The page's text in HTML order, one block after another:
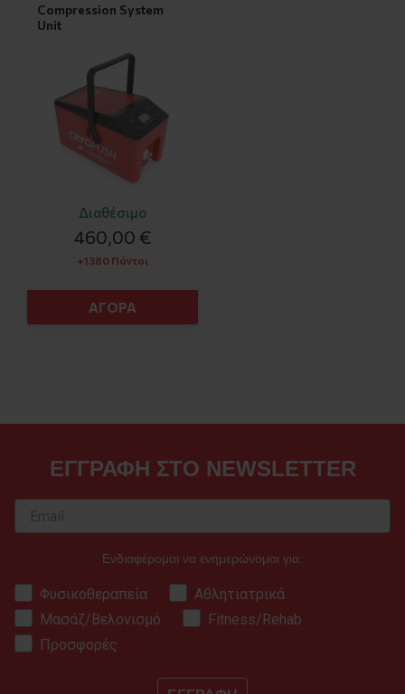
Compression System
Unit
Διαθέσιμο
460,00 €
+1380 Πόντοι
ΑΓΟΡΑ
ΕΓΓΡΑΦΗ ΣΤΟ NEWSLETTER
Ενδιαφέρομαι να ενημερώνομαι για:
Φυσικοθεραπεία
Αθλητιατρικά
Μασάζ/Βελονισμό
Fitness/Rehab
Προσφορές